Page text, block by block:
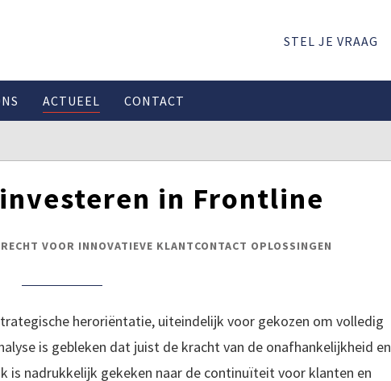
STEL JE VRAAG
ACTUEEL CONTACT
in Frontline
VOOR INNOVATIEVE KLANTCONTACT OPLOSSINGEN
heroriëntatie, uiteindelijk voor gekozen om volledig
is gebleken dat juist de kracht van de onafhankelijkheid en
nadrukkelijk gekeken naar de continuïteit voor klanten en